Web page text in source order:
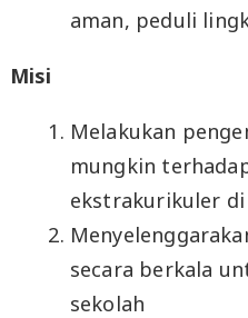
aman, peduli
Misi
Melakukan
mungkin
ekstrakurikuler di
secara berkala
sekolah